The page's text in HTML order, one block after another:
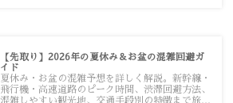
【先取り】2026年の夏休み＆お盆の混雑回避ガ
イド
夏休み・お盆の混雑予想を詳しく解説。新幹線・
飛行機・高速道路のピーク時間、渋滞回避方法、
混雑しやすい観光地、交通手段別の特徴まで旅行